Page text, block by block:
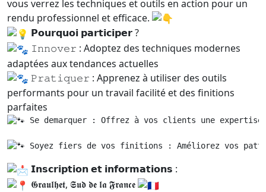
vous verrez les techniques et outils en action pour un
rendu professionnel et efficace.
𝗣𝗼𝘂𝗿𝗾𝘂𝗼𝗶 𝗽𝗮𝗿𝘁𝗶𝗰𝗶𝗽𝗲𝗿 ?
𝙸𝚗𝚗𝚘𝚟𝚎𝚛 : Adoptez des techniques modernes
adaptées aux tendances actuelles
𝙿𝚛𝚊𝚝𝚒𝚚𝚞𝚎𝚛 : Apprenez à utiliser des outils
performants pour un travail facilité et des finitions
parfaites
𝚂𝚎 𝚍𝚎𝚖𝚊𝚛𝚚𝚞𝚎𝚛 : Offrez à vos clients une
𝚂oyez fiers de vos finitions : Améliorez vos
𝗜𝗻𝘀𝗰𝗿𝗶𝗽𝘁𝗶𝗼𝗻 𝗲𝘁 𝗶𝗻𝗳𝗼𝗿𝗺𝗮𝘁𝗶𝗼𝗻𝘀 :
𝕲𝖗𝖆𝖚𝖑𝖍𝖊𝖙, 𝕾𝖚𝖉 𝖉𝖊 𝖑𝖆 𝕱𝖗𝖆𝖓𝖈𝖊